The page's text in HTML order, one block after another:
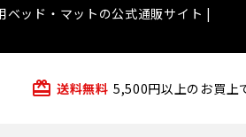
ッド・マットの公式通販サイト |
card_giftcard 送料無料 5,500円以上のお買上